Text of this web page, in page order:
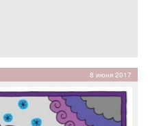
8 июня 2017